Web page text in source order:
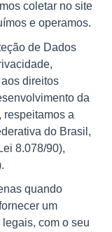
e operamos.
de Dados
direitos
da
respeitamos a
do Brasil,
8.078/90),
quando
um
com o seu